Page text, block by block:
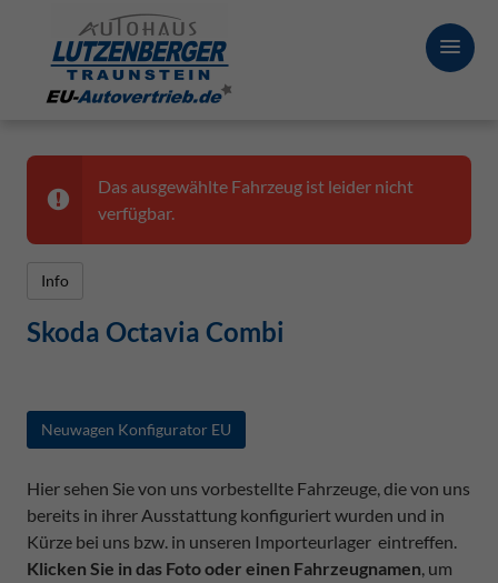
Das ausgewählte Fahrzeug ist leider nicht
verfügbar.
Info
Skoda Octavia Combi
Neuwagen Konfigurator EU
Hier sehen Sie von uns vorbestellte Fahrzeuge, die von uns
bereits in ihrer Ausstattung konfiguriert wurden und in
Kürze bei uns bzw. in unseren Importeurlager eintreffen.
Klicken Sie in das Foto oder einen Fahrzeugnamen, um